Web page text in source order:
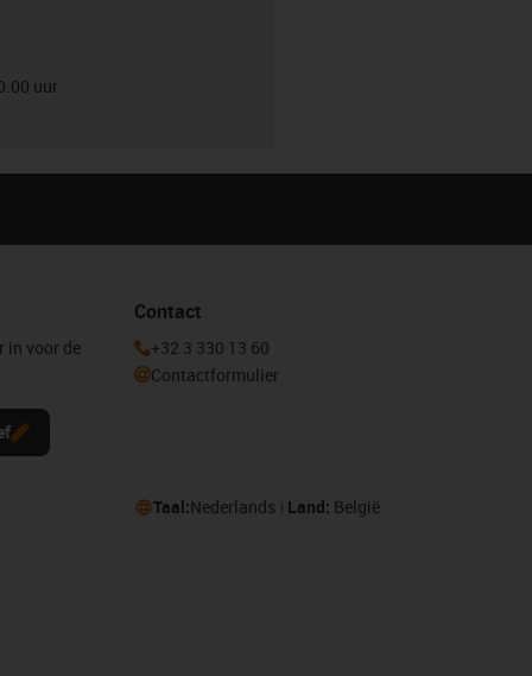
uur
in voor de
Contact
+32 3 330 13 60
Contactformulier
Taal:Nederlands Land: België